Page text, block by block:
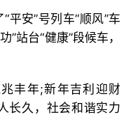
平安”号列车“顺风”车
”站台“健康”段候车，
丰年;新年吉利迎财
长久，社会和谐实力